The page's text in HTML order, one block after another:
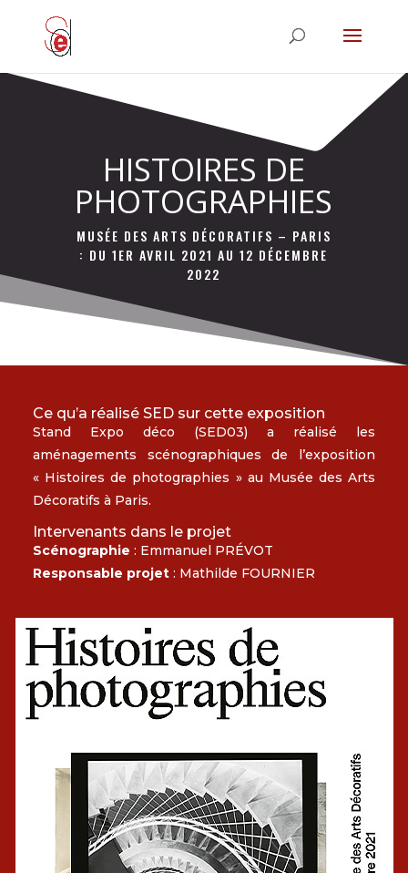
HISTOIRES DE
PHOTOGRAPHIES
MUSÉE DES ARTS DÉCORATIFS – PARIS
: DU 1ER AVRIL 2021 AU 12 DÉCEMBRE
2022
Ce qu’a réalisé SED sur cette exposition
Stand Expo déco (SED03) a réalisé les
aménagements scénographiques de l’exposition
« Histoires de photographies » au Musée des Arts
Décoratifs à Paris.
Intervenants dans le projet
Scénographie : Emmanuel PRÉVOT
Responsable projet: Mathilde FOURNIER